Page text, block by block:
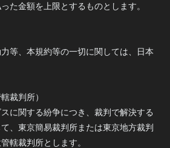
た金額を上限とするものとします。
等、本規約等の一切に関しては、日本
裁判所）
に関する紛争につき、裁判で解決する
、東京簡易裁判所または東京地方裁判
轄裁判所とします。